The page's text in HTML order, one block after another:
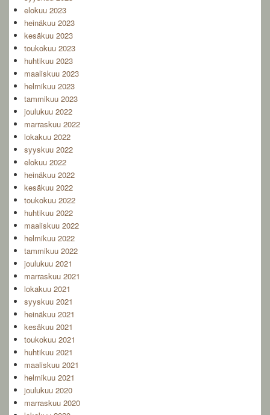
elokuu 2023
heinäkuu 2023
kesäkuu 2023
toukokuu 2023
huhtikuu 2023
maaliskuu 2023
helmikuu 2023
tammikuu 2023
joulukuu 2022
marraskuu 2022
lokakuu 2022
syyskuu 2022
elokuu 2022
heinäkuu 2022
kesäkuu 2022
toukokuu 2022
huhtikuu 2022
maaliskuu 2022
helmikuu 2022
tammikuu 2022
joulukuu 2021
marraskuu 2021
lokakuu 2021
syyskuu 2021
heinäkuu 2021
kesäkuu 2021
toukokuu 2021
huhtikuu 2021
maaliskuu 2021
helmikuu 2021
joulukuu 2020
marraskuu 2020